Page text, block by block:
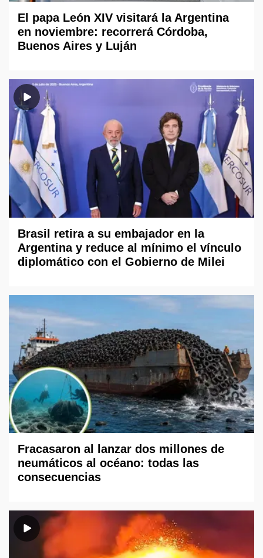
El papa León XIV visitará la Argentina
en noviembre: recorrerá Córdoba,
Buenos Aires y Luján
Brasil retira a su embajador en la
Argentina y reduce al mínimo el vínculo
diplomático con el Gobierno de Milei
Fracasaron al lanzar dos millones de
neumáticos al océano: todas las
consecuencias